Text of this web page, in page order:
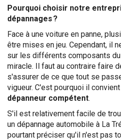
Pourquoi choisir notre
dépannages ?
Face à une voiture en panne,
être mises en jeu. Cependant, il
sur les différents composants
miracle. Il faut au contraire faire
s'assurer de ce que tout se
vigueur. C'est pourquoi il
dépanneur compétent.
S'il est relativement facile de
un dépannage automobile à La
pourtant préciser qu'il n'est pas